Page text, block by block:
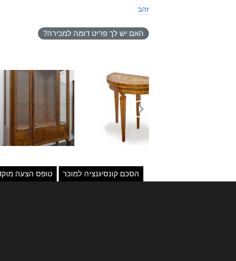
זהב
האם יש לך פריט דומה למכירה?
הסכם קונסיגנציה למוכר טופס הצעה